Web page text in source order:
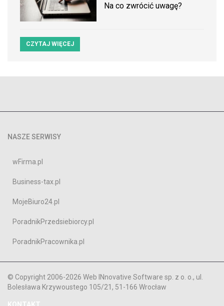
Na co zwrócić uwagę?
CZYTAJ WIĘCEJ
NASZE SERWISY
wFirma.pl
Business-tax.pl
MojeBiuro24.pl
PoradnikPrzedsiebiorcy.pl
PoradnikPracownika.pl
© Copyright 2006-2026 Web INnovative Software sp. z o. o., ul.
Bolesława Krzywoustego 105/21, 51-166 Wrocław